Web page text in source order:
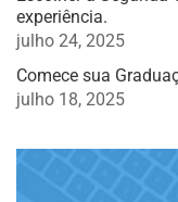
experiência.
julho 24, 2025
Comece sua
julho 18, 2025